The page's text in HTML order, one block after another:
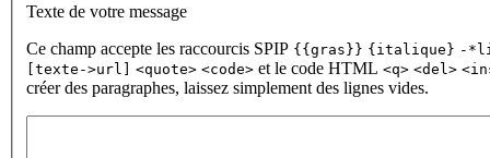
Texte de votre message
Ce champ accepte les raccourcis SPIP {{gras}} {italique} -
[texte->url] <quote> <code> et le code HTML <q> <del>
créer des paragraphes, laissez simplement des lignes vides.